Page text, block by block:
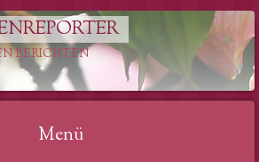
BERICHTEN
Menü